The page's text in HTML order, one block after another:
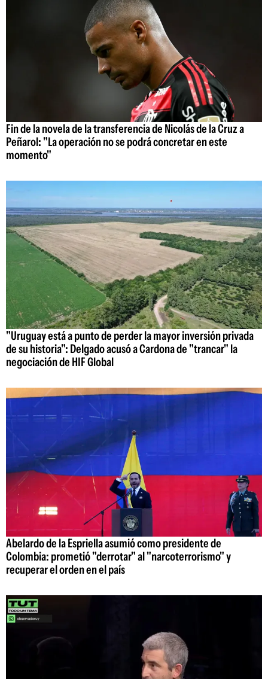
Fin de la novela de la transferencia de Nicolás de la Cruz a
Peñarol: "La operación no se podrá concretar en este
momento"
"Uruguay está a punto de perder la mayor inversión privada
de su historia": Delgado acusó a Cardona de "trancar" la
negociación de HIF Global
Abelardo de la Espriella asumió como presidente de
Colombia: prometió "derrotar" al "narcoterrorismo" y
recuperar el orden en el país